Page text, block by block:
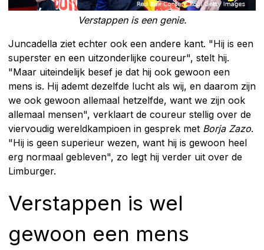
Verstappen is een genie.
Juncadella ziet echter ook een andere kant. "Hij is een
superster en een uitzonderlijke coureur", stelt hij.
"Maar uiteindelijk besef je dat hij ook gewoon een
mens is. Hij ademt dezelfde lucht als wij, en daarom zijn
we ook gewoon allemaal hetzelfde, want we zijn ook
allemaal mensen", verklaart de coureur stellig over de
viervoudig wereldkampioen in gesprek met Borja Zazo.
"Hij is geen superieur wezen, want hij is gewoon heel
erg normaal gebleven", zo legt hij verder uit over de
Limburger.
Verstappen is wel
gewoon een mens